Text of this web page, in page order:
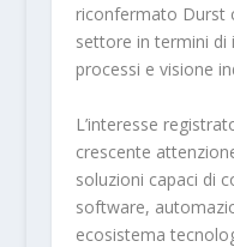
riconfermato Durst
settore in termini di
processi e visione
L’interesse
crescente
soluzioni capaci di
software,
ecosistema